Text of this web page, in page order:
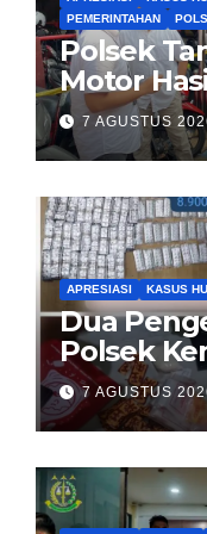
PEMERINTAHAN
Polsek
Motor
Kasus
Pemilik
7 AGUSTUS
APRESIASI KASUS
Dua
Polsek
Obat
Puluhan
7 AGUSTUS